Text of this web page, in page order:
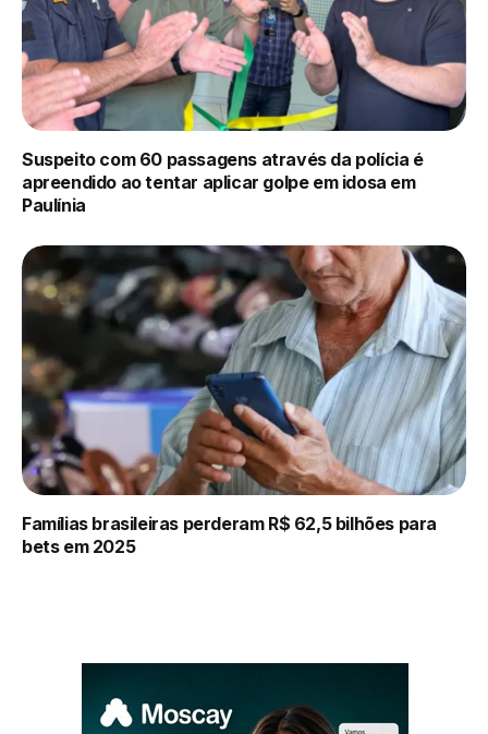
Suspeito com 60 passagens através da polícia é
apreendido ao tentar aplicar golpe em idosa em
Paulínia
Famílias brasileiras perderam R$ 62,5 bilhões para
bets em 2025